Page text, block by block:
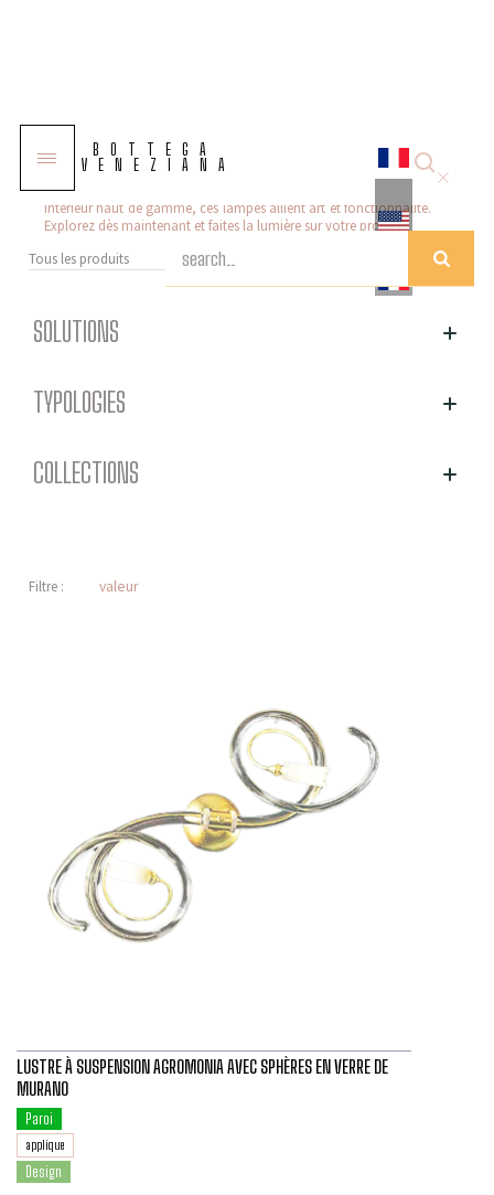
BOTTEGA
VENEZIANA
Lampes design
Découvrez notre collection de lampes design qui offre une
élégance sans pareil. Parfaites pour les projets d'éclairage
intérieur haut de gamme, ces lampes allient art et fonctionnalité.
Explorez dès maintenant et faites la lumière sur votre projet !
Tous les produits
SOLUTIONS
TYPOLOGIES
COLLECTIONS
Filtre : valeur
LUSTRE À SUSPENSION AGROMONIA AVEC SPHÈRES EN VERRE DE
MURANO
Paroi
applique
Design